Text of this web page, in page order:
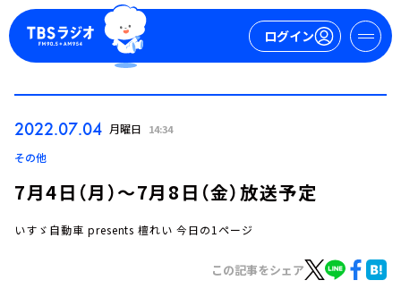
ログイン
2022.07.04 月曜日 14:34
その他
7月4日（月）～7月8日（金）放送予定
いすゞ自動車 presents 檀れい 今日の1ページ
この記事をシェア